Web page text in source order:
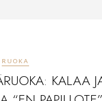
RUOKA
KALAA